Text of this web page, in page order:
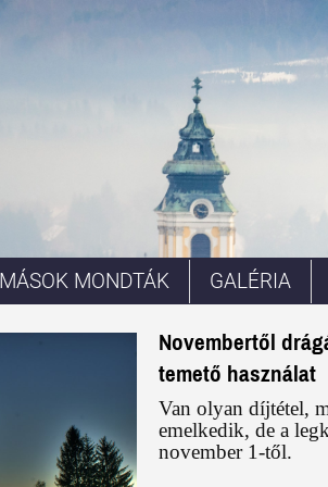
MÁSOK MONDTÁK GALÉRIA
Novembertől
temető használat
Van olyan díjtétel,
emelkedik, de a
november 1-től.